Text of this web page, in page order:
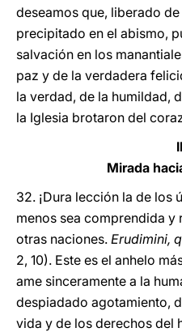
deseamos que, liberado
precipitado en el abismo,
salvación en los
paz y de la verdadera
la verdad, de la humildad,
la Iglesia brotaron del
Mirada
32. ¡Dura lección la de los
menos sea comprendida y
otras naciones. Erudimini,
2, 10). Este es el anhelo
ame sinceramente a la
despiadado agotamiento,
vida y de los derechos del